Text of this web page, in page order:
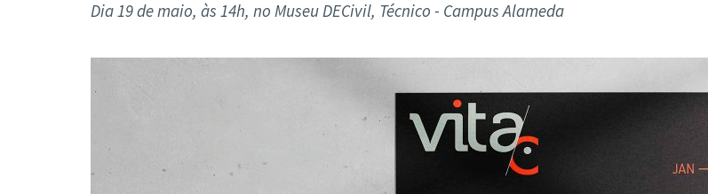
Formação Avançada
Dia 19 de maio, às 14h, no Museu DECivil, Técnico - Campus Alameda